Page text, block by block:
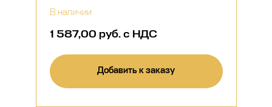
В наличии
1 587,00 руб. с НДС
Добавить к заказу